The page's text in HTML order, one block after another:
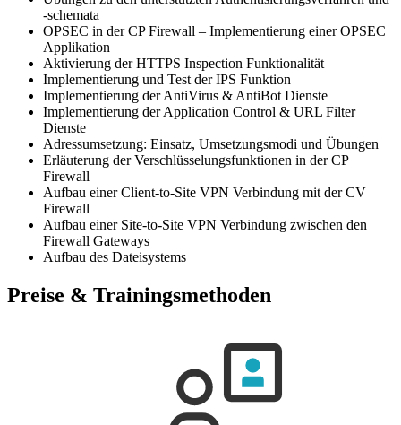
-schemata
OPSEC in der CP Firewall – Implementierung einer OPSEC
Applikation
Aktivierung der HTTPS Inspection Funktionalität
Implementierung und Test der IPS Funktion
Implementierung der AntiVirus & AntiBot Dienste
Implementierung der Application Control & URL Filter
Dienste
Adressumsetzung: Einsatz, Umsetzungsmodi und Übungen
Erläuterung der Verschlüsselungsfunktionen in der CP
Firewall
Aufbau einer Client-to-Site VPN Verbindung mit der CV
Firewall
Aufbau einer Site-to-Site VPN Verbindung zwischen den
Firewall Gateways
Aufbau des Dateisystems
Preise & Trainingsmethoden